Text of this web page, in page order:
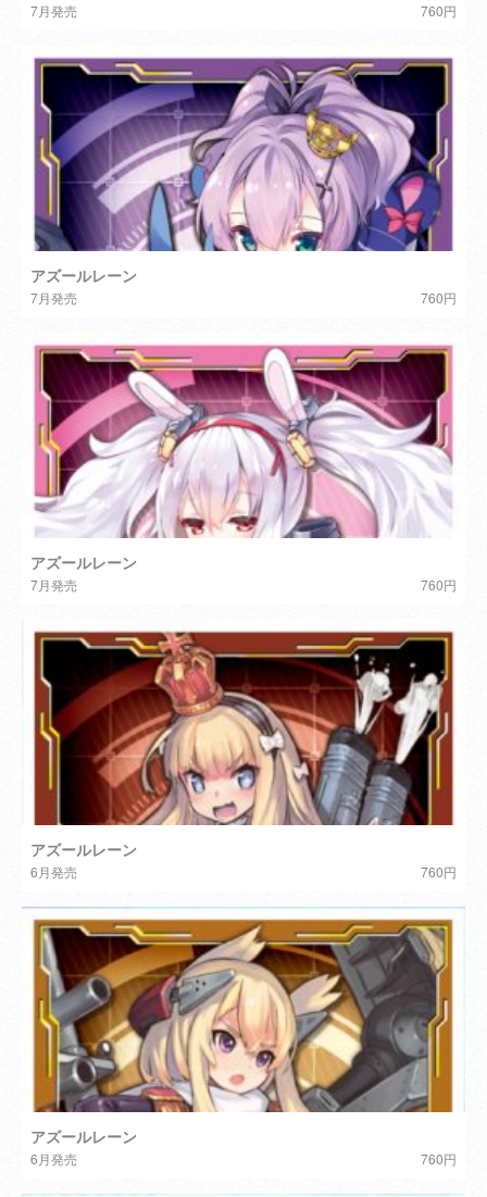
7月発売 760円
アズールレーン
7月発売 760円
アズールレーン
7月発売 760円
アズールレーン
6月発売 760円
アズールレーン
6月発売 760円